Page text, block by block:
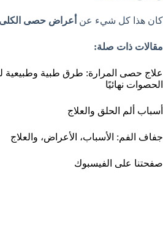
كان هذا كل شيء عن أعراض حصى الكلى
مقالات ذات صلة:
علاج حصى المرارة: طرق طبية وطبيعية
الحصوات نهائيًا
أسباب ألم الحلق والعلاج
جفاف الفم: الأسباب، الأعراض، والعلاج
صفحتنا على الفيسبوك